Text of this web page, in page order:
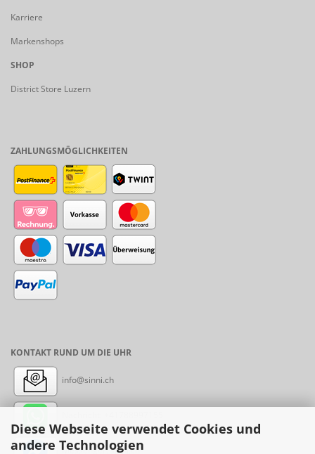
Diese Webseite verwendet Cookies und
andere Technologien
Karriere
Markenshops
SHOP
District Store Luzern
ZAHLUNGSMÖGLICHKEITEN
KONTAKT RUND UM DIE UHR
info@sinni.ch
Messenger: sinni.ch